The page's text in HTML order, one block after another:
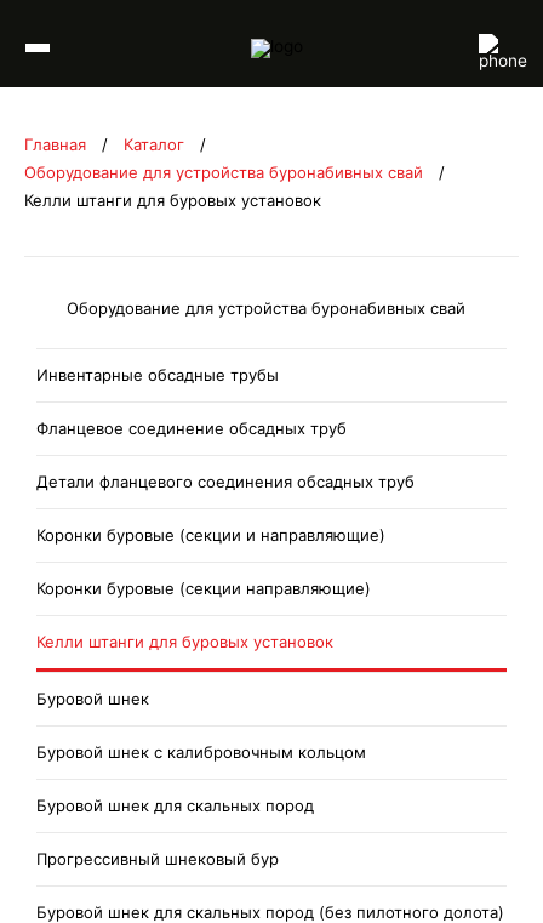
Главная / Каталог
/
Оборудование для устройства буронабивных свай
/
Келли штанги для буровых установок
Оборудование для устройства буронабивных свай
Инвентарные обсадные трубы
Фланцевое соединение обсадных труб
Детали фланцевого соединения обсадных труб
Коронки буровые (секции и направляющие)
Коронки буровые (секции направляющие)
Келли штанги для буровых установок
Буровой шнек
Буровой шнек с калибровочным кольцом
Буровой шнек для скальных пород
Прогрессивный шнековый бур
Буровой шнек для скальных пород (без пилотного долота)